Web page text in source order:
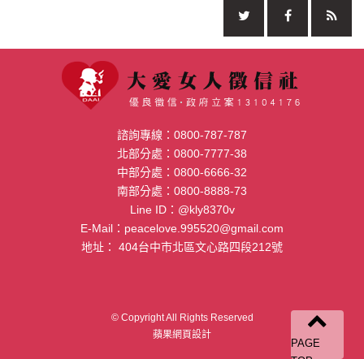
PAGE
諮詢專線： 0800-787-787
北部分處： 0800-7777-38
中部分處： 0800-6666-32
南部分處： 0800-8888-73
Line ID： @kly8370v
E-Mail： peacelove.995520@gmail.com
地址： 404台中市北區文心路四段212號
© Copyright All Rights Reserved
蘋果網頁設計